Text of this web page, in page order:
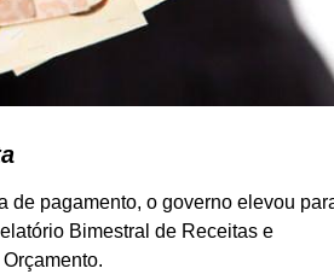
de pagamento, o governo elevou
Bimestral de Receitas e